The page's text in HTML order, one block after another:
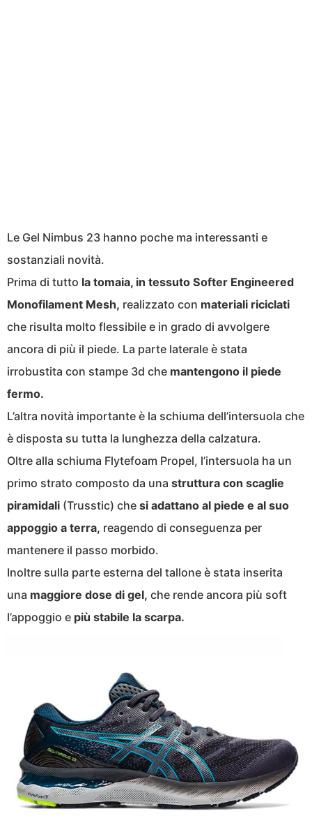
Le Gel Nimbus 23 hanno poche ma interessanti e
sostanziali novità.
Prima di tutto la tomaia, in tessuto Softer Engineered
Monofilament Mesh, realizzato con materiali riciclati
che risulta molto flessibile e in grado di avvolgere
ancora di più il piede. La parte laterale è stata
irrobustita con stampe 3d che mantengono il piede
fermo.
L’altra novità importante è la schiuma dell’intersuola che
è disposta su tutta la lunghezza della calzatura.
Oltre alla schiuma Flytefoam Propel, l’intersuola ha un
primo strato composto da una struttura con scaglie
piramidali (Trusstic) che si adattano al piede e al suo
appoggio a terra, reagendo di conseguenza per
mantenere il passo morbido.
Inoltre sulla parte esterna del tallone è stata inserita
una maggiore dose di gel, che rende ancora più soft
l’appoggio e più stabile la scarpa.